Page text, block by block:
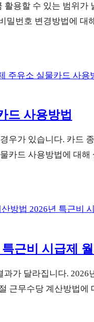
용할 수 있는 범위
밀번호 변경방법에 대
드 사용방법
우가 있습니다. 카드
카드 사용방법에 대해
근비 시급제 월
가 달라집니다.
근무수당 계산방법에